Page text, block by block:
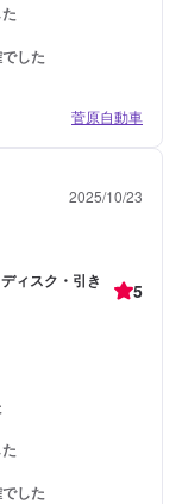
した
菅原自動車
2025/10/23
ィスク・引き
5
した